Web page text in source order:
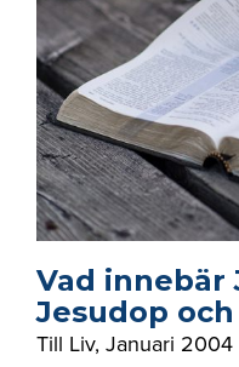
Vad innebär
Jesudop
Till Liv, Januari 2004